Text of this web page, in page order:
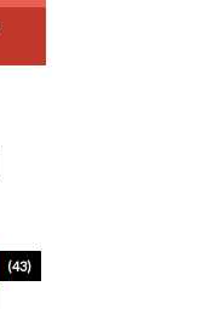
(43)